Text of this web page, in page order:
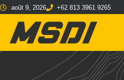
août 9, 2026 +62 813 3961 9265